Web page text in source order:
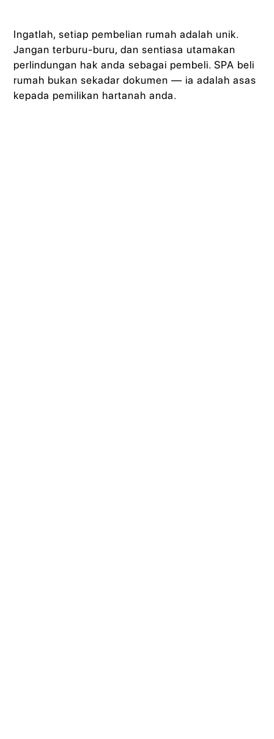
Ingatlah, setiap pembelian rumah adalah unik.
Jangan terburu-buru, dan sentiasa utamakan
perlindungan hak anda sebagai pembeli. SPA beli
rumah bukan sekadar dokumen — ia adalah asas
kepada pemilikan hartanah anda.